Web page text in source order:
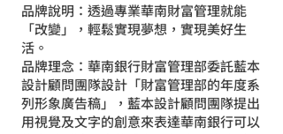
品牌說明：透過專業華南財富管理就能
「改變」，輕鬆實現夢想，實現美好生
活。
品牌理念：華南銀行財富管理部委託藍本
設計顧問團隊設計「財富管理部的年度系
列形象廣告稿」，藍本設計顧問團隊提出
用視覺及文字的創意來表達華南銀行可以